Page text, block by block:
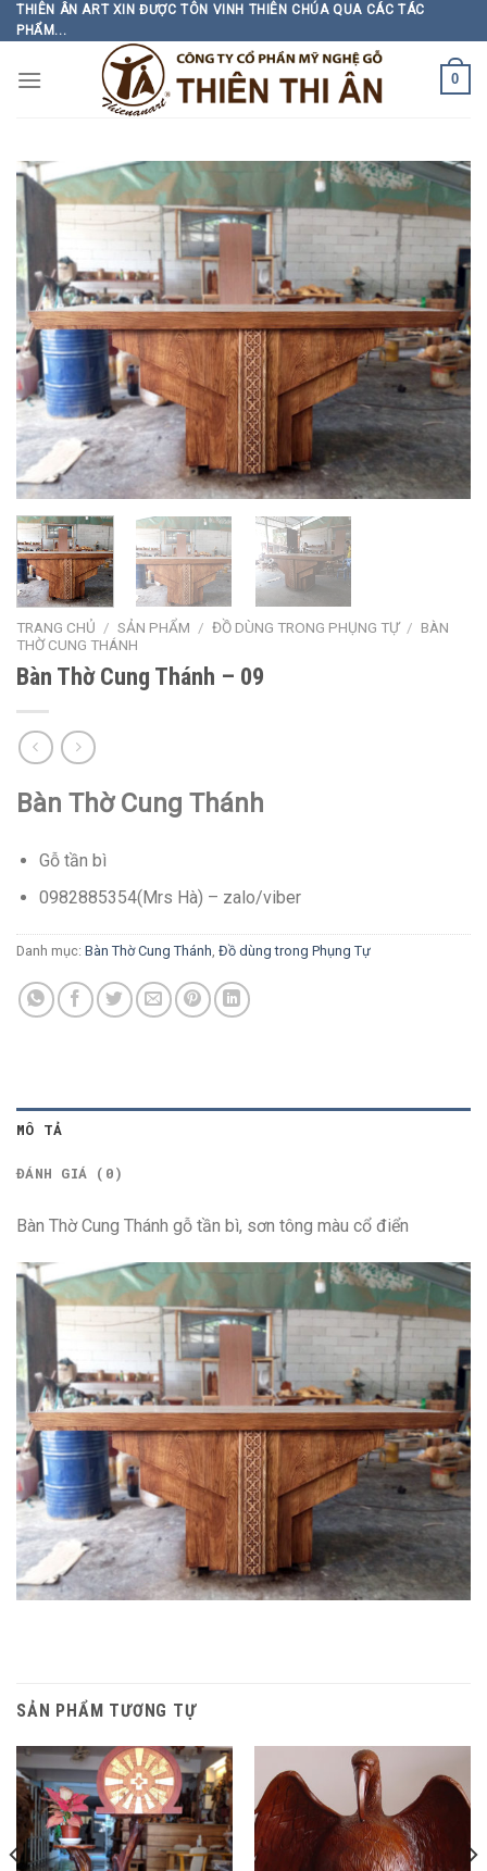
Skip
to
THIÊN ÂN ART XIN ĐƯỢC TÔN VINH THIÊN CHÚA QUA CÁC TÁC
PHẨM...
0
TRANG CHỦ / SẢN PHẨM / ĐỒ DÙNG TRONG PHỤNG TỰ / BÀN
THỜ CUNG THÁNH
Bàn Thờ Cung Thánh – 09
Bàn Thờ Cung Thánh
Gỗ tần bì
0982885354(Mrs Hà) – zalo/viber
Danh mục: Bàn Thờ Cung Thánh Đồ dùng trong Phụng Tự
MÔ TẢ
ĐÁNH GIÁ (0)
Bàn Thờ Cung Thánh gỗ tần bì, sơn tông màu cổ điển
SẢN PHẨM TƯƠNG TỰ